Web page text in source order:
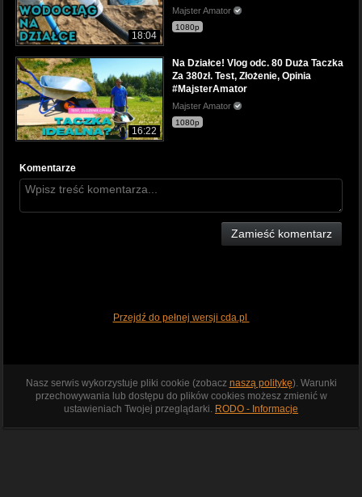
18:04
Majster Amator
1080p
16:22
Na Działce! Vlog odc. 80 Duża Taczka
Za 380zł. Test, Złożenie, Opinia
#MajsterAmator
Majster Amator
1080p
Komentarze
Zamieść komentarz
Przejdź do pełnej wersji cda.pl
Nasz serwis wykorzystuje pliki cookie (zobacz naszą politykę). Warunki
przechowywania lub dostępu do plików cookies możesz zmienić w
ustawieniach Twojej przeglądarki. RODO - Informacje